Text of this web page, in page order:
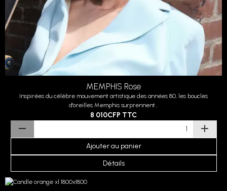
MEMPHIS Rose
Inspirées du célèbre mouvement artistique des années 80, les boucles
d'oreilles Memphis surprennent...
8 010CFP TTC
Ajouter au panier
Détails